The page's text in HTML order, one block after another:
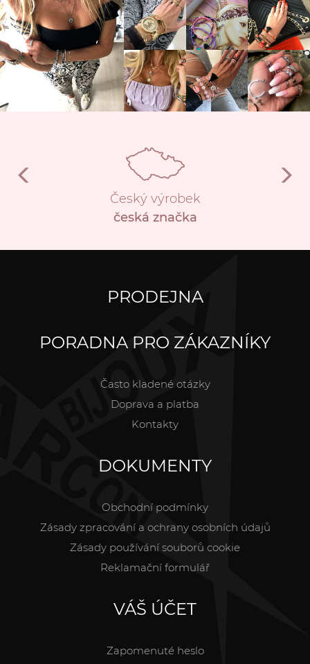
Český výrobek
česká značka
PRODEJNA
PORADNA PRO ZÁKAZNÍKY
Často kladené otázky
Doprava a platba
Kontakty
DOKUMENTY
Obchodní podmínky
Zásady zpracování a ochrany osobních údajů
Zásady používání souborů cookie
Reklamační formulář
VÁŠ ÚČET
Zapomenuté heslo